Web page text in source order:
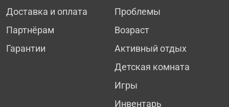
Доставка и оплата
Партнёрам
Гарантии
Проблемы
Возраст
Активный отдых
Детская комната
Игры
Инвентарь